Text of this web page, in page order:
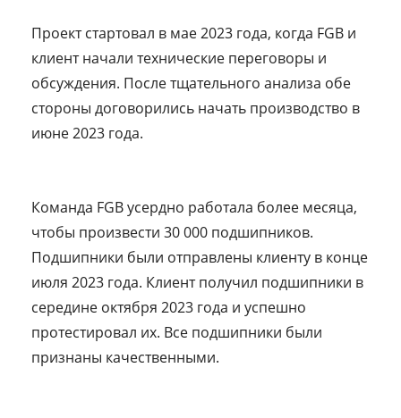
Проект стартовал в мае 2023 года, когда FGB и
клиент начали технические переговоры и
обсуждения. После тщательного анализа обе
стороны договорились начать производство в
июне 2023 года.
Команда FGB усердно работала более месяца,
чтобы произвести 30 000 подшипников.
Подшипники были отправлены клиенту в конце
июля 2023 года. Клиент получил подшипники в
середине октября 2023 года и успешно
протестировал их. Все подшипники были
признаны качественными.